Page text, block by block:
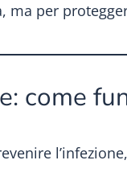
ma per
come